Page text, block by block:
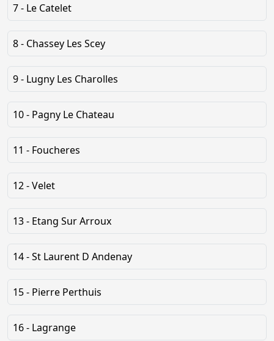
7 - Le Catelet
8 - Chassey Les Scey
9 - Lugny Les Charolles
10 - Pagny Le Chateau
11 - Foucheres
12 - Velet
13 - Etang Sur Arroux
14 - St Laurent D Andenay
15 - Pierre Perthuis
16 - Lagrange